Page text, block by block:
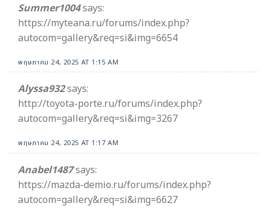
Summer1004says:
https://myteana.ru/forums/index.php?
autocom=gallery&req=si&img=6654
พฤษภาคม 24, 2025 AT 1:15 AM
Alyssa932says:
http://toyota-porte.ru/forums/index.php?
autocom=gallery&req=si&img=3267
พฤษภาคม 24, 2025 AT 1:17 AM
Anabel1487says:
https://mazda-demio.ru/forums/index.php?
autocom=gallery&req=si&img=6627